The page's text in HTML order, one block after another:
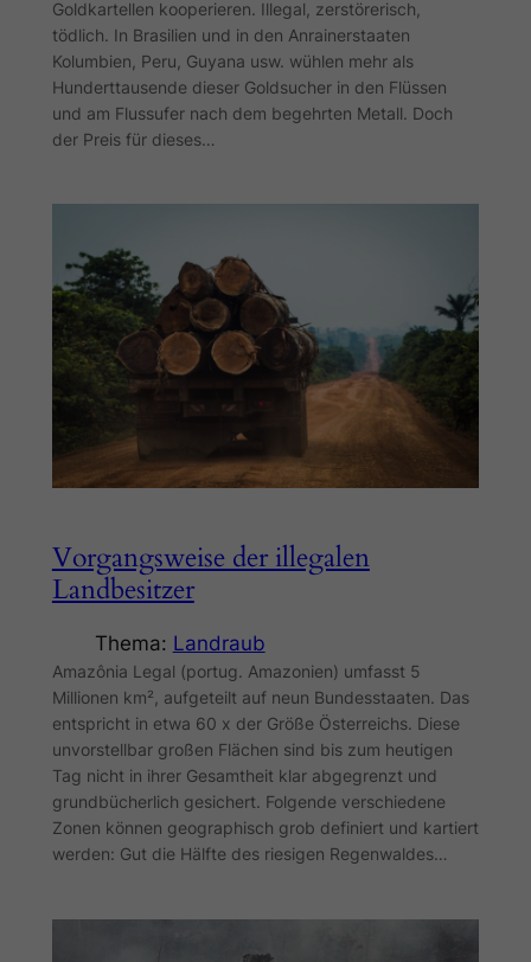
Goldkartellen kooperieren. Illegal, zerstörerisch,
tödlich. In Brasilien und in den Anrainerstaaten
Kolumbien, Peru, Guyana usw. wühlen mehr als
Hunderttausende dieser Goldsucher in den Flüssen
und am Flussufer nach dem begehrten Metall. Doch
der Preis für dieses…
Vorgangsweise der illegalen
Landbesitzer
Thema: Landraub
Amazônia Legal (portug. Amazonien) umfasst 5
Millionen km², aufgeteilt auf neun Bundesstaaten. Das
entspricht in etwa 60 x der Größe Österreichs. Diese
unvorstellbar großen Flächen sind bis zum heutigen
Tag nicht in ihrer Gesamtheit klar abgegrenzt und
grundbücherlich gesichert. Folgende verschiedene
Zonen können geographisch grob definiert und kartiert
werden: Gut die Hälfte des riesigen Regenwaldes…